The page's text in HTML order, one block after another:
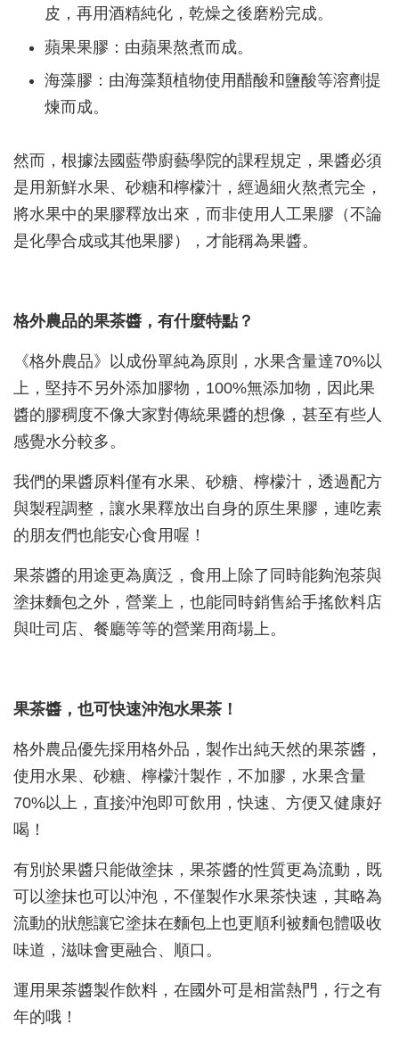
皮，再用酒精純化，乾燥之後磨粉完成。
蘋果果膠：由蘋果熬煮而成。
海藻膠：由海藻類植物使用醋酸和鹽酸等溶劑提
煉而成。
然而，根據法國藍帶廚藝學院的課程規定，果醬必須
是用新鮮水果、砂糖和檸檬汁，經過細火熬煮完全，
將水果中的果膠釋放出來，而非使用人工果膠（不論
是化學合成或其他果膠），才能稱為果醬。
格外農品的果茶醬，有什麼特點？
《格外農品》以成份單純為原則，水果含量達70%以
上，堅持不另外添加膠物，100%無添加物，因此果
醬的膠稠度不像大家對傳統果醬的想像，甚至有些人
感覺水分較多。
我們的果醬原料僅有水果、砂糖、檸檬汁，透過配方
與製程調整，讓水果釋放出自身的原生果膠，連吃素
的朋友們也能安心食用喔！
果茶醬的用途更為廣泛，食用上除了同時能夠泡茶與
塗抹麵包之外，營業上，也能同時銷售給手搖飲料店
與吐司店、餐廳等等的營業用商場上。
果茶醬，也可快速沖泡水果茶！
格外農品優先採用格外品，製作出純天然的果茶醬，
使用水果、砂糖、檸檬汁製作，不加膠，水果含量
70%以上，直接沖泡即可飲用，快速、方便又健康好
喝！
有別於果醬只能做塗抹，果茶醬的性質更為流動，既
可以塗抹也可以沖泡，不僅製作水果茶快速，其略為
流動的狀態讓它塗抹在麵包上也更順利被麵包體吸收
味道，滋味會更融合、順口。
運用果茶醬製作飲料，在國外可是相當熱門，行之有
年的哦！